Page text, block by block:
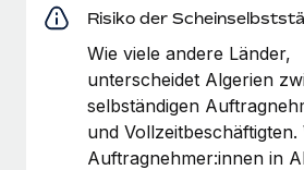
Risiko der
Wie viele andere Länder,
unterscheidet Algerien
selbständigen
und Vollzeitbeschäftigten.
Auftragnehmer:innen in